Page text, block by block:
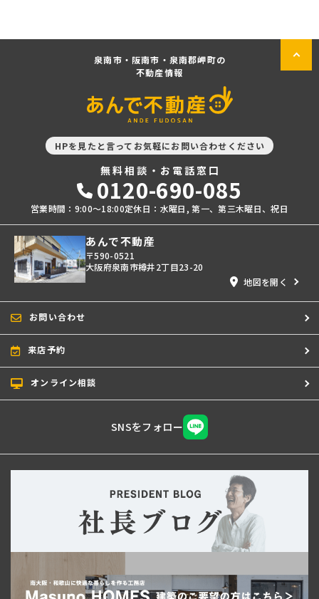
泉南市・阪南市・泉南郡岬町の
不動産情報
HPを見たと言ってお気軽にお問い合わせください
無料相談・お電話窓口
0120-690-085
営業時間：9:00〜18:00定休日：水曜日, 第一、第三木曜日、祝日
あんで不動産
〒590-0521
大阪府泉南市樽井2丁目23-20
地図を開く
お問い合わせ
来店予約
オンライン相談
SNSをフォロー